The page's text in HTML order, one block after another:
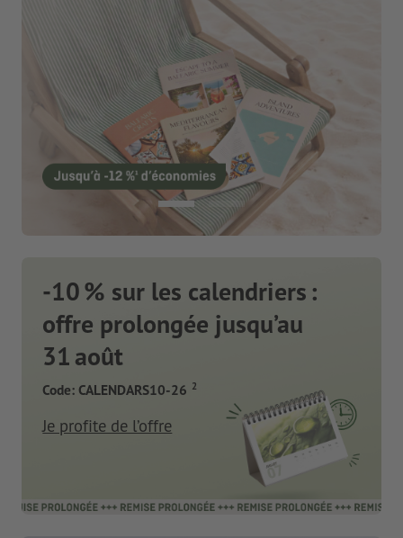
-10 % sur les calendriers :
offre prolongée jusqu’au
31 août
Code: CALENDARS10-26 2
Je profite de l’offre